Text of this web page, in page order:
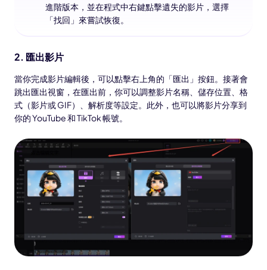
進階版本，並在程式中右鍵點擊遺失的影片，選擇
「找回」來嘗試恢復。
2. 匯出影片
當你完成影片編輯後，可以點擊右上角的「匯出」按鈕。接著會
跳出匯出視窗，在匯出前，你可以調整影片名稱、儲存位置、格
式（影片或 GIF）、解析度等設定。此外，也可以將影片分享到
你的 YouTube 和 TikTok 帳號。
隨，
Kling 3.0 登陸 Edimakor
讓任何照片一鍵變成節奏流暢的 AI 跳舞影片。
立即體驗